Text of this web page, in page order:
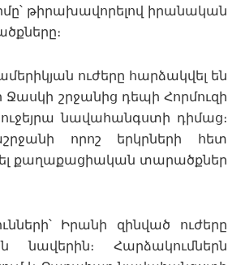
թիրախավորելով իրանական
ուժերը հարձակվել են
Ջասկի շրջանից դեպի Հորմուզի
նավահանգստի դիմաց։
որոշ երկրների հետ
քաղաքացիական տարածքներ
Իրանի զինված ուժերը
Հարձակումներն